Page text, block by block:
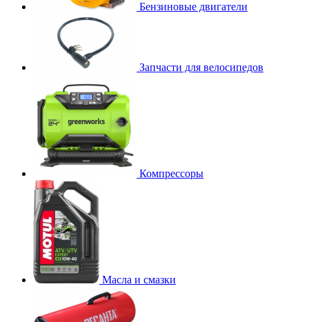
Бензиновые двигатели
Запчасти для велосипедов
Компрессоры
Масла и смазки